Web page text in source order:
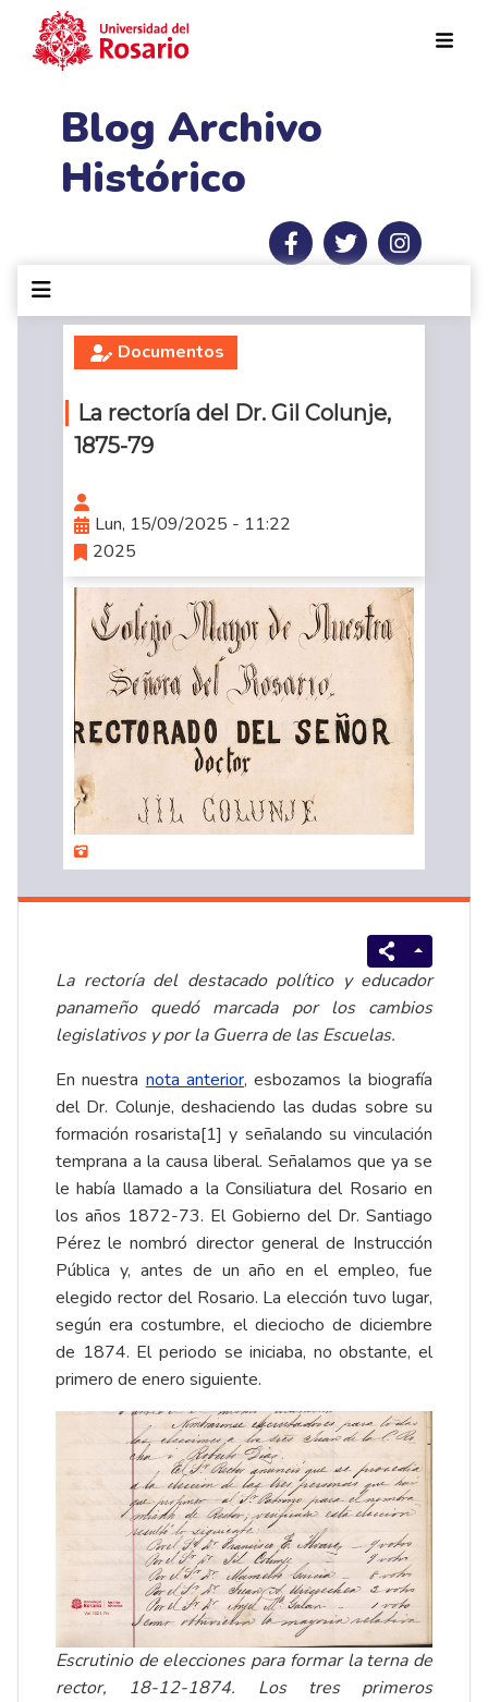
Blog Archivo
Histórico
Documentos
La rectoría del Dr. Gil Colunje,
1875-79
Lun, 15/09/2025 - 11:22
2025
La rectoría del destacado político y educador
panameño quedó marcada por los cambios
legislativos y por la Guerra de las Escuelas.
En nuestra nota anterior, esbozamos la biografía
del Dr. Colunje, deshaciendo las dudas sobre su
formación rosarista[1] y señalando su vinculación
temprana a la causa liberal. Señalamos que ya se
le había llamado a la Consiliatura del Rosario en
los años 1872-73. El Gobierno del Dr. Santiago
Pérez le nombró director general de Instrucción
Pública y, antes de un año en el empleo, fue
elegido rector del Rosario. La elección tuvo lugar,
según era costumbre, el dieciocho de diciembre
de 1874. El periodo se iniciaba, no obstante, el
primero de enero siguiente.
Escrutinio de elecciones para formar la terna de
rector, 18-12-1874. Los tres primeros